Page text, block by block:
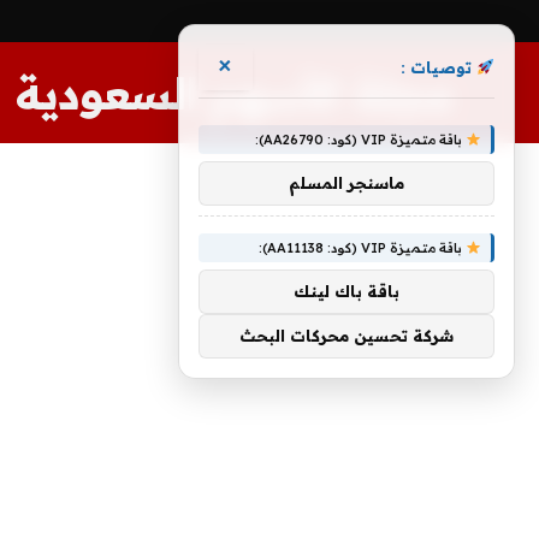
مجلة الأسهم السعودية
توصيات : ×
باقة متميزة VIP (كود: AA26790):
ماسنجر المسلم
باقة متميزة VIP (كود: AA11138):
باقة باك لينك
شركة تحسين محركات البحث